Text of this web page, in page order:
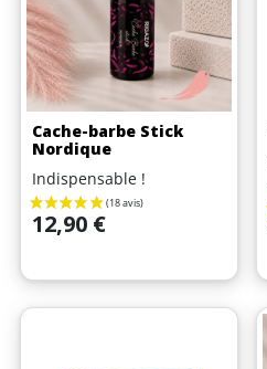
(8 avis)
Cache-barbe Stick
Nordique
Indispensable !
Prix
12,90 €